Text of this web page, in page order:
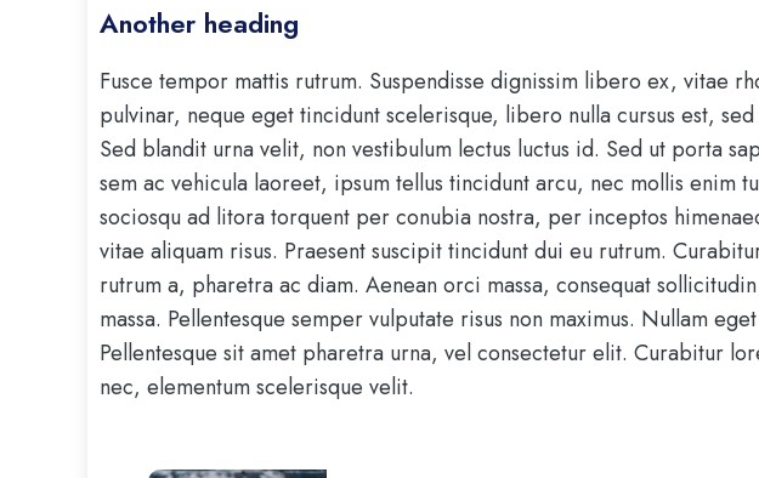
Another heading
Fusce tempor mattis rutrum. Suspendisse dignissim libero ex, vitae
pulvinar, neque eget tincidunt scelerisque, libero nulla cursus est,
Sed blandit urna velit, non vestibulum lectus luctus id. Sed ut porta
sem ac vehicula laoreet, ipsum tellus tincidunt arcu, nec mollis enim
sociosqu ad litora torquent per conubia nostra, per inceptos
vitae aliquam risus. Praesent suscipit tincidunt dui eu rutrum.
rutrum a, pharetra ac diam. Aenean orci massa, consequat
massa. Pellentesque semper vulputate risus non maximus. Nullam
Pellentesque sit amet pharetra urna, vel consectetur elit. Curabitur
nec, elementum scelerisque velit.